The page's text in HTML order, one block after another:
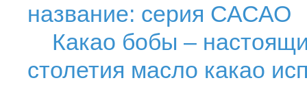
название: серия САСАО
Какао бобы –
столетия масло какао